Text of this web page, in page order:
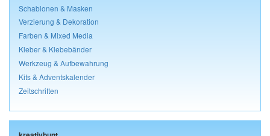
Schablonen & Masken
Verzierung & Dekoration
Farben & Mixed Media
Kleber & Klebebänder
Werkzeug & Aufbewahrung
Kits & Adventskalender
Zeitschriften